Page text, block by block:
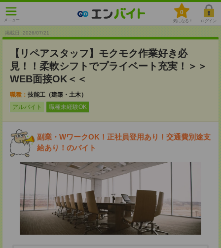
メニュー
0
気になる！ ログイン
掲載日 :2026/07/21
【リペアスタッフ】モクモク作業好き必
見！！柔軟シフトでプライベート充実！＞＞
WEB面接OK＜＜
職種： 技能工（建築・土木）
アルバイト
職種未経験OK
副業・WワークOK！正社員登用あり！交通費別途支
給あり！のバイト